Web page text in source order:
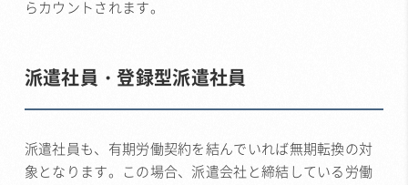
らカウントされます。
派遣社員・登録型派遣社員
派遣社員も、有期労働契約を結んでいれば無期転換の対
象となります。この場合、派遣会社と締結している労働